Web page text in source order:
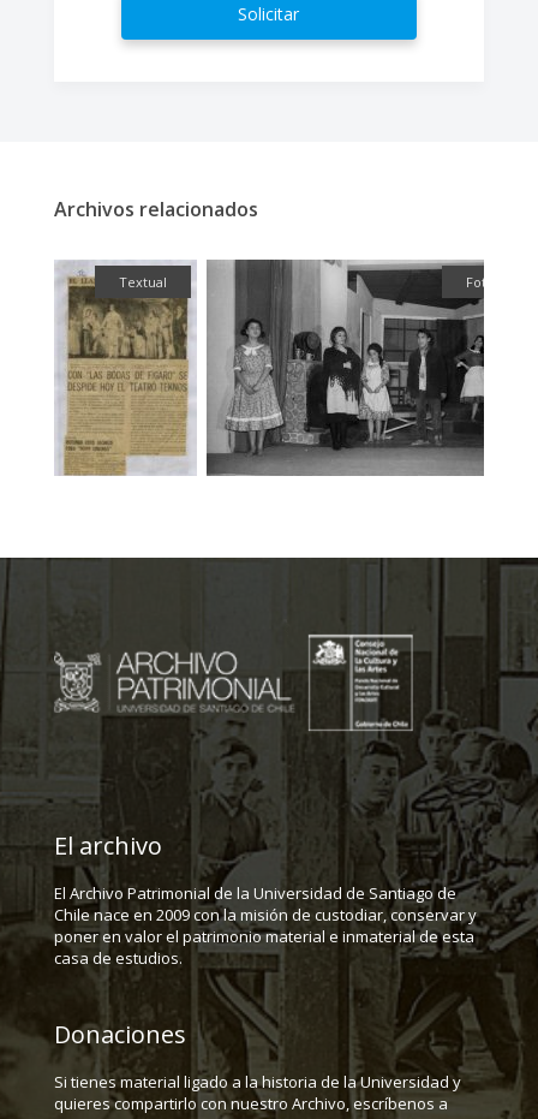
Solicitar
Archivos relacionados
Fotografía
El archivo
El Archivo Patrimonial de la Universidad de Santiago de
Chile nace en 2009 con la misión de custodiar, conservar y
poner en valor el patrimonio material e inmaterial de esta
casa de estudios.
Donaciones
Si tienes material ligado a la historia de la Universidad y
quieres compartirlo con nuestro Archivo, escríbenos a